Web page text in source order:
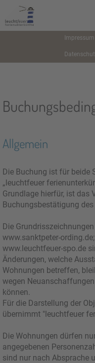
Impressum
Allgemein
Die Buchung ist für beide
„leuchtfeuer
Grundlage hierfür, ist das
Buchungsbestätigung des
Die
www.sanktpeter-
www.leuchtfeuer-spo.de
Änderungen, welche
Wohnungen betreffen,
wegen
können.
Für die Darstellung der
übernimmt "leuchtfeuer
Die Wohnungen dürfen
angegebenen
sind nur nach Absprache